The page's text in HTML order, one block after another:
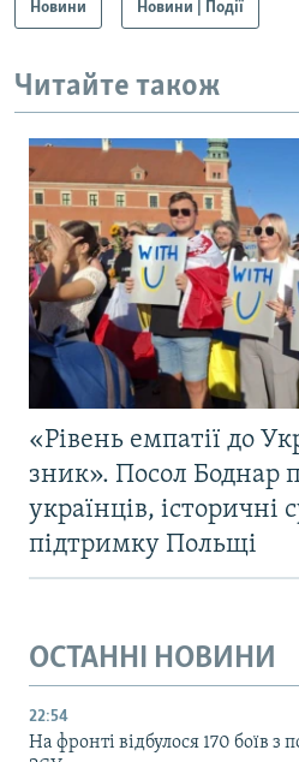
Новини Новини | Події
Читайте також
«Рівень емпатії до
зник». Посол Боднар
українців, історичні
підтримку Польщі
ОСТАННІ НОВИНИ
22:54
На фронті відбулося 170 боїв з